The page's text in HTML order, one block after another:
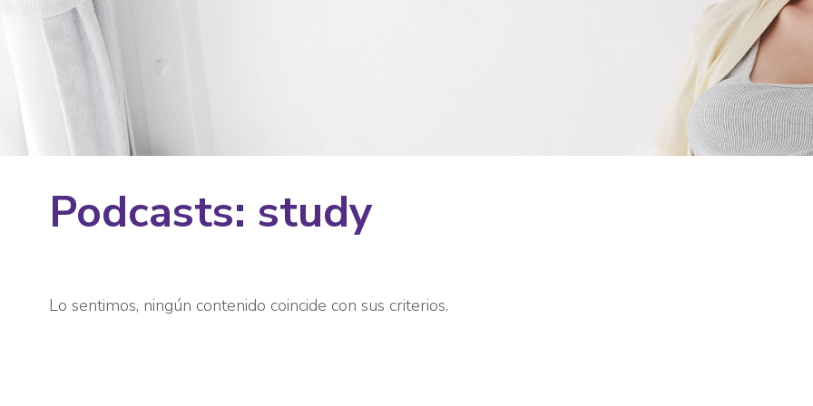
Podcasts: study
Lo sentimos, ningún contenido coincide con sus criterios.